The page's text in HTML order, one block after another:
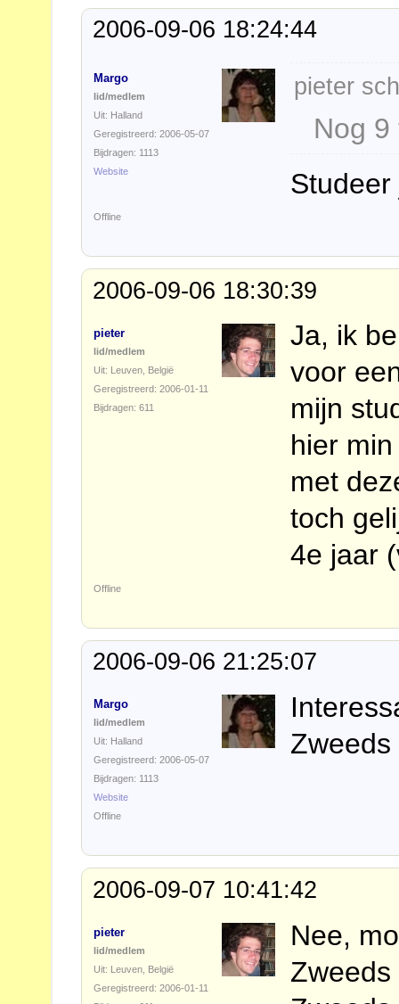
2006-09-06 18:24:44
Margo
lid/medlem
Uit: Halland
Geregistreerd: 2006-05-07
Bijdragen: 1113
Website
pieter
Nog
Studeer
Offline
2006-09-06 18:30:39
pieter
lid/medlem
Uit: Leuven, België
Geregistreerd: 2006-01-11
Bijdragen: 611
Ja, ik
voor
mijn
hier
met
toch
4e jaar
Offline
2006-09-06 21:25:07
Margo
lid/medlem
Uit: Halland
Geregistreerd: 2006-05-07
Bijdragen: 1113
Website
Offline
2006-09-07 10:41:42
pieter
lid/medlem
Uit: Leuven, België
Geregistreerd: 2006-01-11
Nee,